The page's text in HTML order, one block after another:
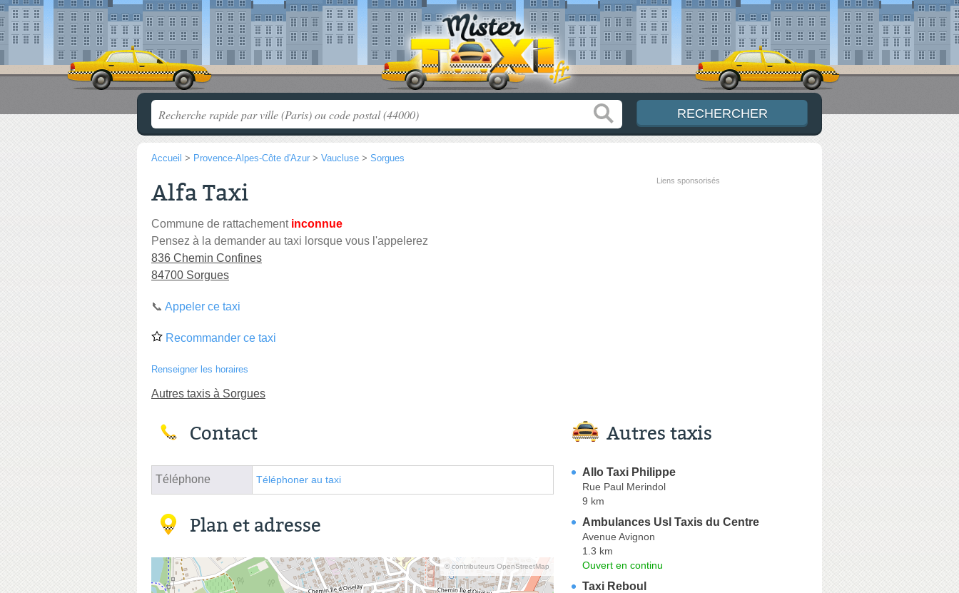
Accueil > Provence-Alpes-Côte d'Azur > Vaucluse > Sorgues
Alfa Taxi
Commune de rattachement inconnue
Pensez à la demander au taxi lorsque vous l'appelerez
836 Chemin Confines
84700 Sorgues
📞 Appeler ce taxi
Recommander ce taxi
Renseigner les horaires
Autres taxis à Sorgues
Contact
Téléphone Téléphoner au taxi
Plan et adresse
© contributeurs OpenStreetMap
Autres taxis
Allo Taxi Philippe
Rue Paul Merindol
9 km
Ambulances Usl Taxis du Centre
Avenue Avignon
1.3 km
Ouvert en continu
Taxi Reboul